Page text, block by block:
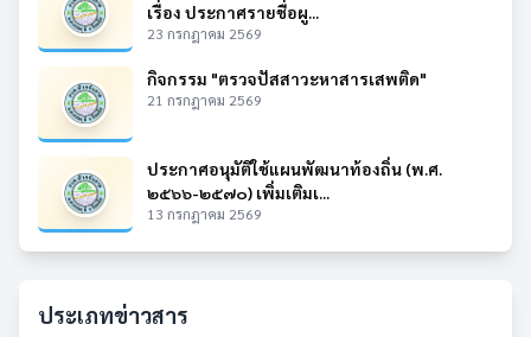
เรื่อง ประกาศรายชื่อผู...
23 กรกฎาคม 2569
กิจกรรม "ตรวจปัสสาวะหาสารเสพติด"
21 กรกฎาคม 2569
ประกาศอนุมัติใช้แผนพัฒนาท้องถิ่น (พ.ศ.
๒๕๖๖-๒๕๗๐) เพิ่มเติมเ...
13 กรกฎาคม 2569
ประเภทข่าวสาร